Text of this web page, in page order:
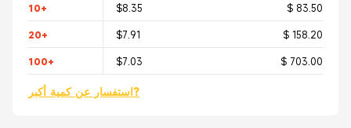
10+ $8.35 $ 83.50
20+ $7.91 $ 158.20
100+ $7.03 $ 703.00
استفسار عن كمية أكبر?